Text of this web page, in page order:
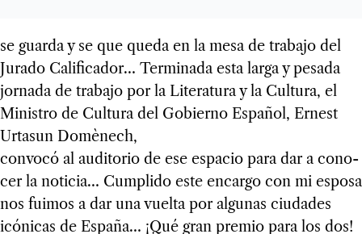
se guarda y se que queda en la mesa de tra­bajo del
Jurado Cali­fi­ca­dor… Ter­mi­nada esta larga y pesada
jor­nada de tra­bajo por la Lite­ra­tura y la Cul­tura, el
Minis­tro de Cul­tura del Gobierno Espa­ñol, Ernest
Urta­sun Domènech,
con­vocó al audi­to­rio de ese espa­cio para dar a cono­
cer la noti­cia… Cum­plido este encargo con mi esposa
nos fui­mos a dar una vuelta por algu­nas ciu­da­des
icó­ni­cas de España… ¡Qué gran pre­mio para los dos!